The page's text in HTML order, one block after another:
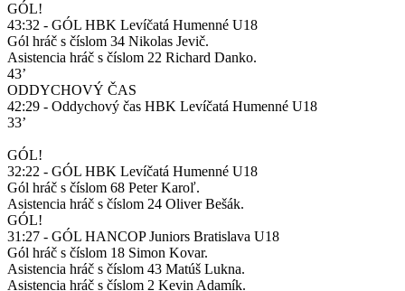
GÓL!
43:32 - GÓL HBK Levíčatá Humenné U18
Gól hráč s číslom 34 Nikolas Jevič.
Asistencia hráč s číslom 22 Richard Danko.
43’
ODDYCHOVÝ ČAS
42:29 - Oddychový čas HBK Levíčatá Humenné U18
33’
GÓL!
32:22 - GÓL HBK Levíčatá Humenné U18
Gól hráč s číslom 68 Peter Karoľ.
Asistencia hráč s číslom 24 Oliver Bešák.
GÓL!
31:27 - GÓL HANCOP Juniors Bratislava U18
Gól hráč s číslom 18 Simon Kovar.
Asistencia hráč s číslom 43 Matúš Lukna.
Asistencia hráč s číslom 2 Kevin Adamík.